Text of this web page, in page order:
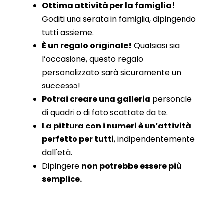
Ottima attività per la famiglia!
Goditi una serata in famiglia, dipingendo
tutti assieme.
È un regalo originale! Qualsiasi sia
l’occasione, questo regalo
personalizzato sarà sicuramente un
successo!
Potrai creare una galleria personale
di quadri o di foto scattate da te.
La pittura con i numeri è un’attività
perfetto per tutti, indipendentemente
dall'età.
Dipingere non potrebbe essere più
semplice.